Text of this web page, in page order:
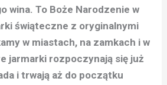
wina. To Boże Narodzenie w
świąteczne z oryginalnymi
w miastach, na zamkach i w
jarmarki rozpoczynają się już
i trwają aż do początku